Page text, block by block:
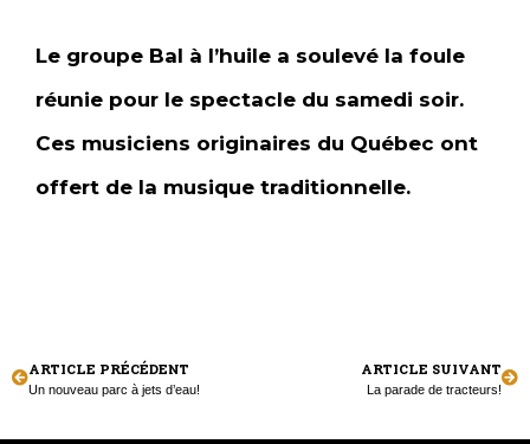
Le groupe Bal à l’huile a soulevé la foule
réunie pour le spectacle du samedi soir.
Ces musiciens originaires du Québec ont
offert de la musique traditionnelle.
ARTICLE PRÉCÉDENT
Un nouveau parc à jets d’eau!
ARTICLE SUIVANT
La parade de tracteurs!